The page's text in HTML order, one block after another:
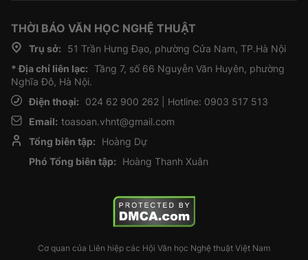
THỜI BÁO VĂN HỌC NGHỆ THUẬT
Trụ sở:
51 Trần Hưng Đạo, phường Cửa Nam, TP.Hà Nội
* Địa chỉ liên lạc: Tầng 7, số 66 Nguyễn Văn Huyên, phường
Nghĩa Đô, Hà Nội.
Điện thoại:
024 62 900 262 | Hotline: 0903 517 513
Email: toasoan.vhnt@gmail.com
Tổng biên tập:
Hoàng Dự
Phó Tổng biên tập:
Hoàng Thanh Xuân
Cơ quan của Liên hiệp các Hội Văn học Nghệ thuật Việt Nam